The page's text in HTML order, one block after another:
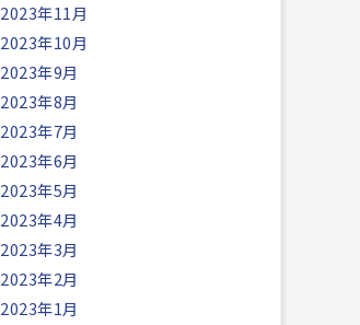
2023年11月
2023年10月
2023年9月
2023年8月
2023年7月
2023年6月
2023年5月
2023年4月
2023年3月
2023年2月
2023年1月